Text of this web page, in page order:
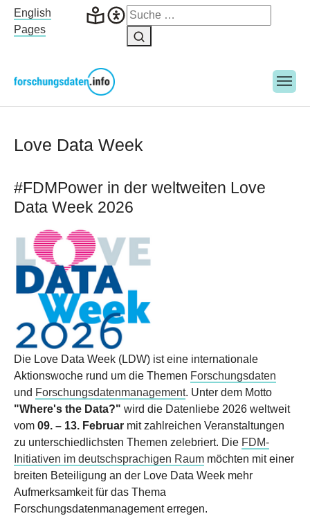
Skip to main navigation
Skip to main content
Skip to page footer
English
Pages
Love Data Week
#FDMPower in der weltweiten Love
Data Week 2026
Die Love Data Week (LDW) ist eine internationale
Aktionswoche rund um die Themen Forschungsdaten
und Forschungsdatenmanagement. Unter dem Motto
"Where's the Data?" wird die Datenliebe 2026 weltweit
vom 09. – 13. Februar mit zahlreichen Veranstaltungen
zu unterschiedlichsten Themen zelebriert. Die FDM-
Initiativen im deutschsprachigen Raum möchten mit einer
breiten Beteiligung an der Love Data Week mehr
Aufmerksamkeit für das Thema
Forschungsdatenmanagement erregen.